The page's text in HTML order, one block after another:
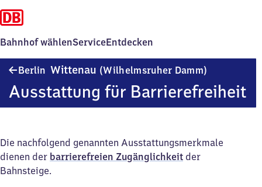
Bahnhof wählenServiceEntdecken
Berlin Wittenau (Wilhelmsruher Damm)
Ausstattung für Barrierefreiheit
Die nachfolgend genannten Ausstattungsmerkmale
dienen der barrierefreien Zugänglichkeit der
Bahnsteige.